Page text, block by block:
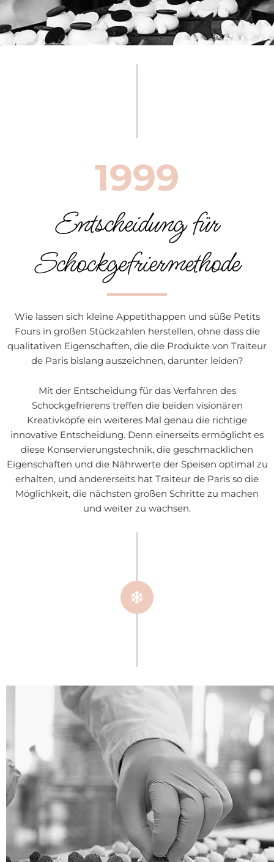
1999
Entscheidung für
Schockgefriermethode
Wie lassen sich kleine Appetithappen und süße Petits
Fours in großen Stückzahlen herstellen, ohne dass die
qualitativen Eigenschaften, die die Produkte von Traiteur
de Paris bislang auszeichnen, darunter leiden?
Mit der Entscheidung für das Verfahren des
Schockgefrierens treffen die beiden visionären
Kreativköpfe ein weiteres Mal genau die richtige
innovative Entscheidung. Denn einerseits ermöglicht es
diese Konservierungstechnik, die geschmacklichen
Eigenschaften und die Nährwerte der Speisen optimal zu
erhalten, und andererseits hat Traiteur de Paris so die
Möglichkeit, die nächsten großen Schritte zu machen
und weiter zu wachsen.